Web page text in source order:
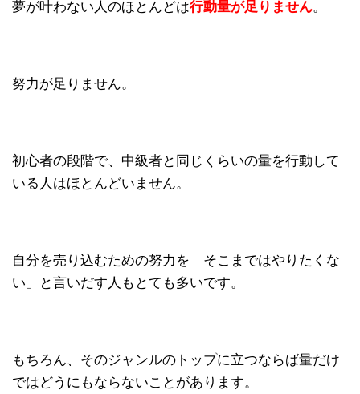
夢が叶わない人のほとんどは行動量が足りません。
努力が足りません。
初心者の段階で、中級者と同じくらいの量を行動して
いる人はほとんどいません。
自分を売り込むための努力を「そこまではやりたくな
い」と言いだす人もとても多いです。
もちろん、そのジャンルのトップに立つならば量だけ
ではどうにもならないことがあります。